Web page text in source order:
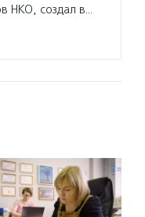
НКО, создал в…